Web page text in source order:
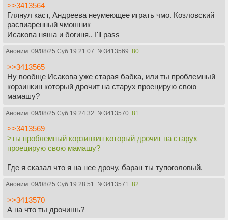
>>3413564
Глянул каст, Андреева неумеющее играть чмо. Козловский
распиаренный чмошник
Исакова няша и богиня.. I'll pass
Аноним 09/08/25 Суб 19:21:07 №3413569 80
>>3413565
Ну вообще Исакова уже старая бабка, или ты проблемный
корзинкин который дрочит на старух проецирую свою
мамашу?
Аноним 09/08/25 Суб 19:24:32 №3413570 81
>>3413569
>ты проблемный корзинкин который дрочит на старух
проецирую свою мамашу?
Где я сказал что я на нее дрочу, баран ты тупоголовый.
Аноним 09/08/25 Суб 19:28:51 №3413571 82
>>3413570
А на что ты дрочишь?